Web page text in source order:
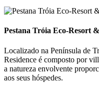
Pestana Tróia Eco-Resort
Localizado na Península de
Residence é composto por
a natureza envolvente
aos seus hóspedes.